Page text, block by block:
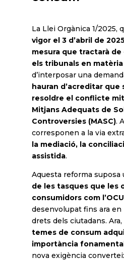
La Llei Orgànica 1/2025,
vigor el 3 d’abril de
mesura que tractarà
els tribunals en
d’interposar una
hauran d’acreditar que
resoldre el conflicte
Mitjans Adequats de
Controversies (MASC).
corresponen a la via
la mediació, la
assistida.
Aquesta reforma suposa
de les tasques que les
consumidors com
desenvolupat fins ara en
drets dels ciutadans. Ara,
temes de consum
importància
nova exigència